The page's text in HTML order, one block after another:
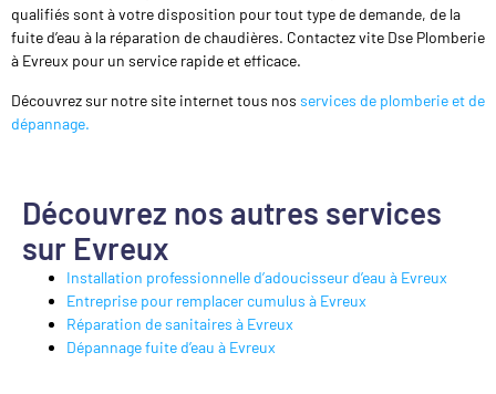
qualifiés sont à votre disposition pour tout type de demande, de la
fuite d’eau à la réparation de chaudières. Contactez vite Dse Plomberie
à Evreux pour un service rapide et efficace.
Découvrez sur notre site internet tous nos services de plomberie et de
dépannage.
Découvrez nos autres services
sur Evreux
Installation professionnelle d’adoucisseur d’eau à Evreux
Entreprise pour remplacer cumulus à Evreux
Réparation de sanitaires à Evreux
Dépannage fuite d’eau à Evreux